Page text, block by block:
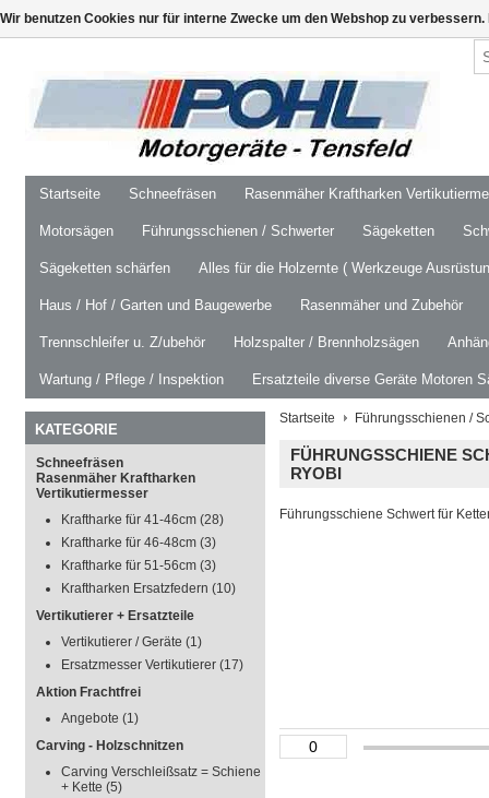
Startseite Schneefräsen Rasenmäher Kraftharken
Motorsägen Führungsschienen / Schwerter Sägeketten
Sägeketten schärfen Alles für die Holzernte ( Werkzeuge
Haus / Hof / Garten und Baugewerbe Rasenmäher und Zubehör
Trennschleifer u. Z/ubehör Holzspalter / Brennholzsägen
Wartung / Pflege / Inspektion Ersatzteile diverse Geräte Motoren
KATEGORIE
Schneefräsen
Rasenmäher Kraftharken
Vertikutiermesser
Kraftharke für 41-46cm (28)
Kraftharke für 46-48cm (3)
Kraftharke für 51-56cm (3)
Kraftharken Ersatzfedern (10)
Vertikutierer + Ersatzteile
Vertikutierer / Geräte (1)
Ersatzmesser Vertikutierer (17)
Aktion Frachtfrei
Angebote (1)
Carving - Holzschnitzen
Carving Verschleißsatz = Schiene
+ Kette (5)
Startseite Führungsschienen /
FÜHRUNGSSCHIENE
RYOBI
Führungsschiene Schwert für
Wir benutzen Cookies nur für interne Zwecke um den Webshop zu